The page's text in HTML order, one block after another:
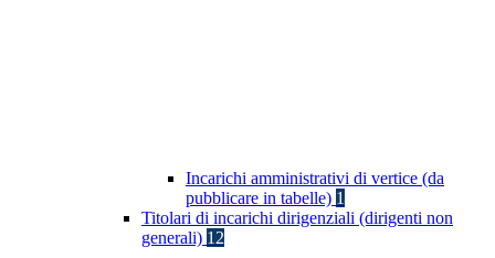
Incarichi amministrativi di vertice (da
pubblicare in tabelle) 1
Titolari di incarichi dirigenziali (dirigenti non
generali) 12